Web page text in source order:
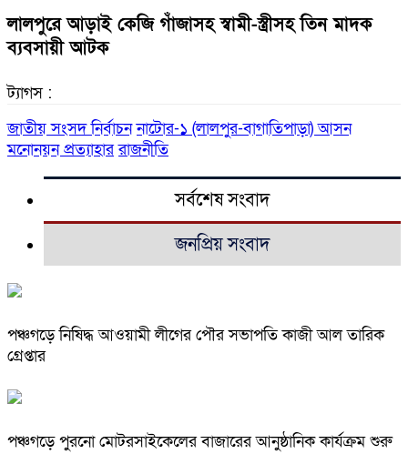
লালপুরে আড়াই কেজি গাঁজাসহ স্বামী-স্ত্রীসহ তিন মাদক
ব্যবসায়ী আটক
ট্যাগস :
জাতীয় সংসদ নির্বাচন নাটোর-১ (লালপুর-বাগাতিপাড়া) আসন
মনোনয়ন প্রত্যাহার রাজনীতি
সর্বশেষ সংবাদ
জনপ্রিয় সংবাদ
পঞ্চগড়ে নিষিদ্ধ আওয়ামী লীগের পৌর সভাপতি কাজী আল তারিক
গ্রেপ্তার
পঞ্চগড়ে পুরনো মোটরসাইকেলের বাজারের আনুষ্ঠানিক কার্যক্রম শুরু